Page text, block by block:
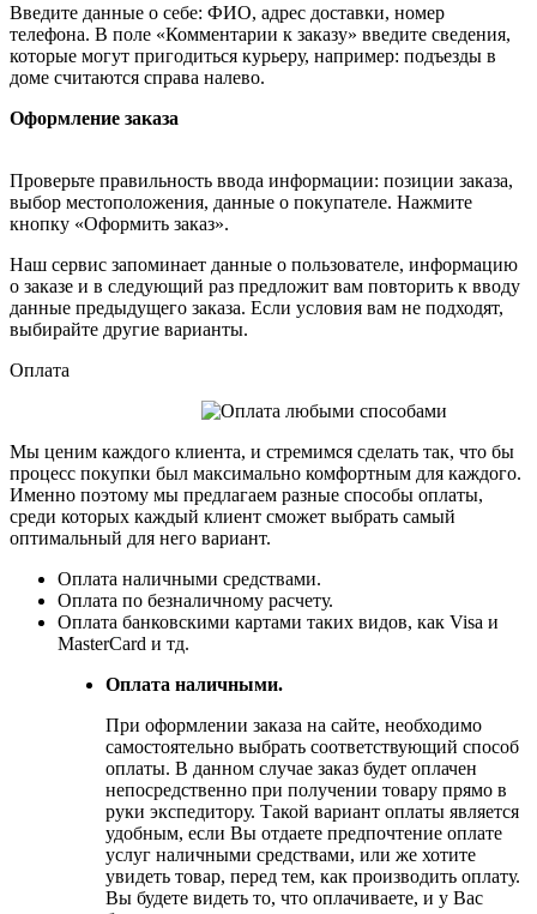
Введите данные о себе: ФИО, адрес доставки, номер
телефона. В поле «Комментарии к заказу» введите сведения,
которые могут пригодиться курьеру, например: подъезды в
доме считаются справа налево.
Оформление заказа
Проверьте правильность ввода информации: позиции заказа,
выбор местоположения, данные о покупателе. Нажмите
кнопку «Оформить заказ».
Наш сервис запоминает данные о пользователе, информацию
о заказе и в следующий раз предложит вам повторить к вводу
данные предыдущего заказа. Если условия вам не подходят,
выбирайте другие варианты.
Оплата
Мы ценим каждого клиента, и стремимся сделать так, что бы
процесс покупки был максимально комфортным для каждого.
Именно поэтому мы предлагаем разные способы оплаты,
среди которых каждый клиент сможет выбрать самый
оптимальный для него вариант.
Оплата наличными средствами.
Оплата по безналичному расчету.
Оплата банковскими картами таких видов, как Visa и
MasterCard и тд.
Оплата наличными.
При оформлении заказа на сайте, необходимо
самостоятельно выбрать соответствующий способ
оплаты. В данном случае заказ будет оплачен
непосредственно при получении товару прямо в
руки экспедитору. Такой вариант оплаты является
удобным, если Вы отдаете предпочтение оплате
услуг наличными средствами, или же хотите
увидеть товар, перед тем, как производить оплату.
Вы будете видеть то, что оплачиваете, и у Вас